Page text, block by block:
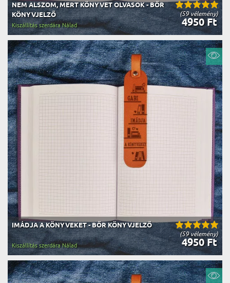
(59 vélemény)
NEM ALSZOM, MERT KÖNYVET OLVASOK - BŐR
KÖNYVJELZŐ
4950 Ft
Kiszállítás szerdára Nálad
(59 vélemény)
IMÁDJA A KÖNYVEKET - BŐR KÖNYVJELZŐ
4950 Ft
Kiszállítás szerdára Nálad